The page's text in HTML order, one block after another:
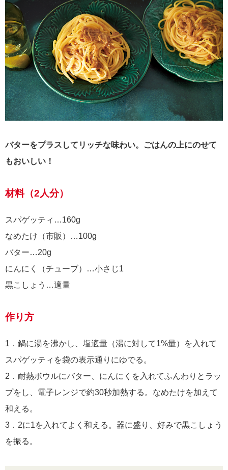
バターをプラスしてリッチな味わい。ごはんの上にのせて
もおいしい！
材料（2人分）
スパゲッティ…160g
なめたけ（市販）…100g
バター…20g
にんにく（チューブ）…小さじ1
黒こしょう…適量
作り方
1．鍋に湯を沸かし、塩適量（湯に対して1%量）を入れて
スパゲッティを袋の表示通りにゆでる。
2．耐熱ボウルにバター、にんにくを入れてふんわりとラッ
プをし、電子レンジで約30秒加熱する。なめたけを加えて
和える。
3．2に1を入れてよく和える。器に盛り、好みで黒こしょう
を振る。